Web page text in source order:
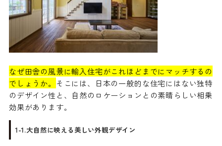
なぜ田舎の風景に輸入住宅がこれほどまでにマッチするの
でしょうか。 そこには、日本の一般的な住宅にはない独特
のデザイン性と、自然のロケーションとの素晴らしい相乗
効果があります。
1-1.大自然に映える美しい外観デザイン